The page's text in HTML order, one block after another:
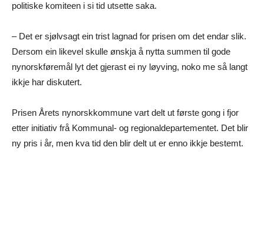
politiske komiteen i si tid utsette saka.
– Det er sjølvsagt ein trist lagnad for prisen om det endar slik.
Dersom ein likevel skulle ønskja å nytta summen til gode
nynorskføremål lyt det gjerast ei ny løyving, noko me så langt
ikkje har diskutert.
Prisen Årets nynorskkommune vart delt ut første gong i fjor
etter initiativ frå Kommunal- og regionaldepartementet. Det blir
ny pris i år, men kva tid den blir delt ut er enno ikkje bestemt.